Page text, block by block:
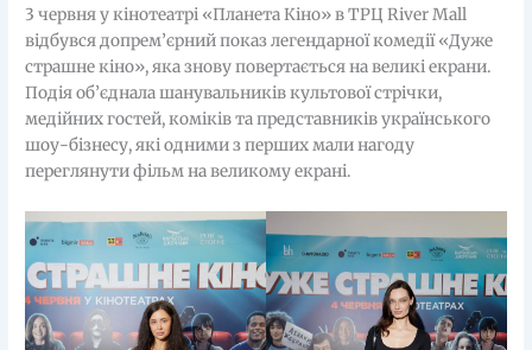
3 червня у кінотеатрі «Планета Кіно» в ТРЦ River Mall
відбувся допрем’єрний показ легендарної комедії «Дуже
страшне кіно», яка знову повертається на великі екрани.
Подія об’єднала шанувальників культової стрічки,
медійних гостей, коміків та представників українського
шоу-бізнесу, які одними з перших мали нагоду
переглянути фільм на великому екрані.